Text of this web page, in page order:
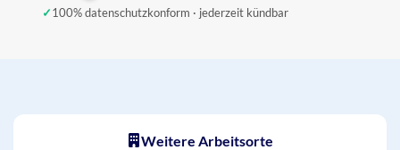
✓100% datenschutzkonform · jederzeit kündbar
Weitere Arbeitsorte